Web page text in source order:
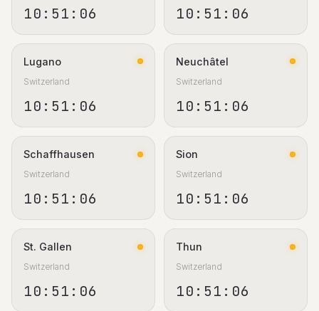
10:51:07 10:51:07
Lugano
Switzerland
10:51:07
Neuchâtel
Switzerland
10:51:07
Schaffhausen
Switzerland
10:51:07
Sion
Switzerland
10:51:07
St. Gallen
Switzerland
10:51:07
Thun
Switzerland
10:51:07